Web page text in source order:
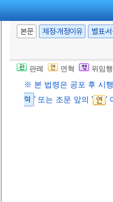
11. 16., 타법개정]
본문 제정·개정이유 별표·
판례 연혁 위임
※ 본 법령은 공포 후 시
혁 ' 또는 조문 앞의 ' '